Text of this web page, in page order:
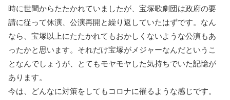
時に世間からたたかれていましたが、宝塚歌劇団は政府の要
請に従って休演、公演再開と繰り返していたはずです。なん
なら、宝塚以上にたたかれてもおかしくないような公演もあ
ったかと思います。それだけ宝塚がメジャーなんだというこ
となんでしょうが、とてもモヤモヤした気持ちでいた記憶が
あります。
今は、どんなに対策をしてもコロナに罹るような感じです。